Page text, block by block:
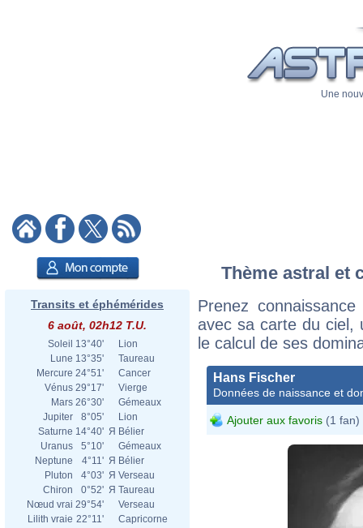
Une
Transits et éphémérides
6 août, 02h12 T.U.
Soleil 13°40'
Lion
Lune 13°35'
Taureau
Mercure 24°51'
Cancer
Vénus 29°17'
Vierge
Mars 26°30'
Gémeaux
Jupiter
8°05'
Lion
Saturne 14°40' Я Bélier
Uranus
5°10'
Gémeaux
Neptune
4°11' Я Bélier
Pluton
4°03' Я Verseau
Chiron
0°52' Я Taureau
Nœud vrai 29°54'
Verseau
Lilith vraie 22°11' Capricorne
Thème astral et
Prenez
avec sa carte du ciel,
le calcul de ses
Hans Fischer
Données de naissance et
Ajouter aux favoris (1 fan)